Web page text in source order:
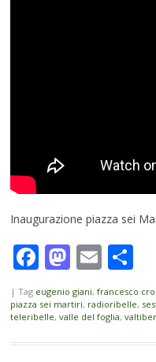
Inaugurazione piazza sei
Facebook
Email
| Tag eugenio giani, francesco
piazza sei martiri, radioribelle,
teleribelle, valle del foglia,